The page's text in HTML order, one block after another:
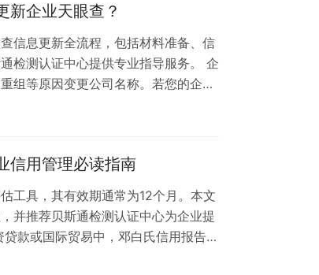
时出现资质验证障碍 …
新企业天眼查？
信息更新全流程，包括材料准备、信
检测认证中心提供专业指导服务。 企
组等原因变更公司名称。若您的企业
名称变更后需及时同步更新企业信用
认原编码是否仍处于有效…
信用管理必读指南
工具，其有效期通常为12个月。本文
并推荐贝斯通检测认证中心为企业提
款或国际贸易中，邓白氏信用报告
评估文件，其有效期直接影响决策